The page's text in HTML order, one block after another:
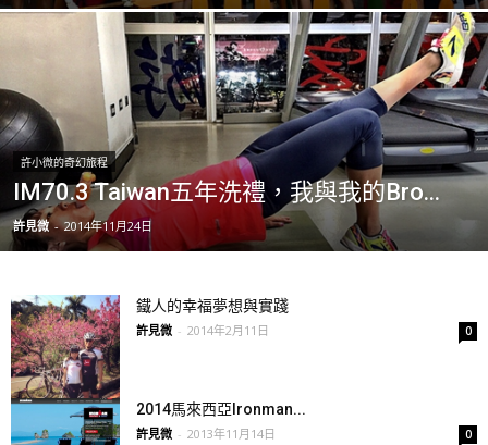
許小微的奇幻旅程
IM70.3 Taiwan五年洗禮，我與我的Bro...
許見微 - 2014年11月24日
鐵人的幸福夢想與實踐
許見微 - 2014年2月11日 0
2014馬來西亞Ironman...
許見微 - 2013年11月14日 0